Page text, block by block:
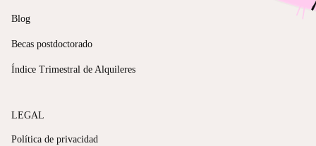
Blog
Becas postdoctorado
Índice Trimestral de Alquileres
LEGAL
Política de privacidad